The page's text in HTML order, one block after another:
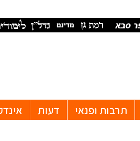
תרבות ופנאי דעות